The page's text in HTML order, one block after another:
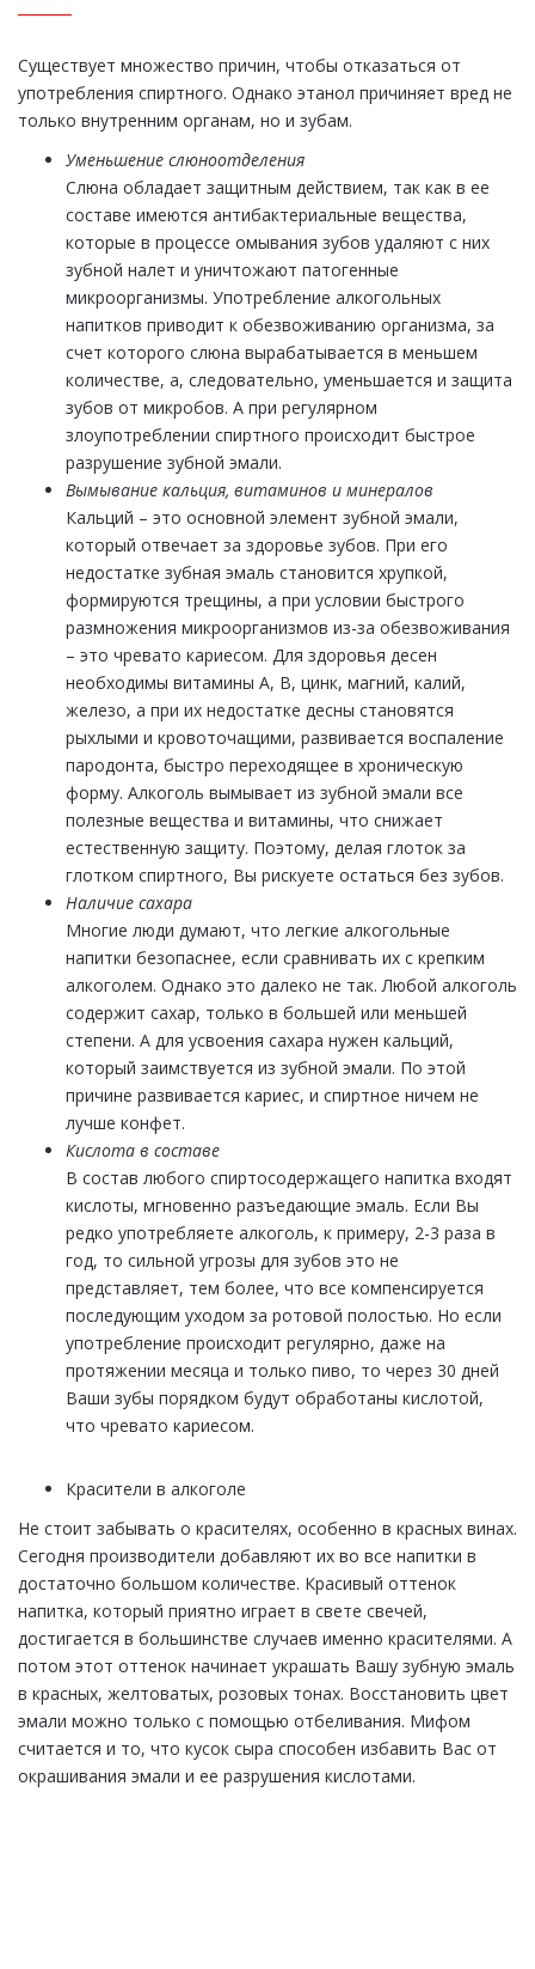
Существует множество причин, чтобы отказаться от
употребления спиртного. Однако этанол причиняет вред не
только внутренним органам, но и зубам.
Уменьшение слюноотделения
Слюна обладает защитным действием, так как в ее
составе имеются антибактериальные вещества,
которые в процессе омывания зубов удаляют с них
зубной налет и уничтожают патогенные
микроорганизмы. Употребление алкогольных
напитков приводит к обезвоживанию организма, за
счет которого слюна вырабатывается в меньшем
количестве, а, следовательно, уменьшается и защита
зубов от микробов. А при регулярном
злоупотреблении спиртного происходит быстрое
разрушение зубной эмали.
Вымывание кальция, витаминов и минералов
Кальций – это основной элемент зубной эмали,
который отвечает за здоровье зубов. При его
недостатке зубная эмаль становится хрупкой,
формируются трещины, а при условии быстрого
размножения микроорганизмов из-за обезвоживания
– это чревато кариесом. Для здоровья десен
необходимы витамины А, В, цинк, магний, калий,
железо, а при их недостатке десны становятся
рыхлыми и кровоточащими, развивается воспаление
пародонта, быстро переходящее в хроническую
форму. Алкоголь вымывает из зубной эмали все
полезные вещества и витамины, что снижает
естественную защиту. Поэтому, делая глоток за
глотком спиртного, Вы рискуете остаться без зубов.
Наличие сахара
Многие люди думают, что легкие алкогольные
напитки безопаснее, если сравнивать их с крепким
алкоголем. Однако это далеко не так. Любой алкоголь
содержит сахар, только в большей или меньшей
степени. А для усвоения сахара нужен кальций,
который заимствуется из зубной эмали. По этой
причине развивается кариес, и спиртное ничем не
лучше конфет.
Кислота в составе
В состав любого спиртосодержащего напитка входят
кислоты, мгновенно разъедающие эмаль. Если Вы
редко употребляете алкоголь, к примеру, 2-3 раза в
год, то сильной угрозы для зубов это не
представляет, тем более, что все компенсируется
последующим уходом за ротовой полостью. Но если
употребление происходит регулярно, даже на
протяжении месяца и только пиво, то через 30 дней
Ваши зубы порядком будут обработаны кислотой,
что чревато кариесом.
Красители в алкоголе
Не стоит забывать о красителях, особенно в красных винах.
Сегодня производители добавляют их во все напитки в
достаточно большом количестве. Красивый оттенок
напитка, который приятно играет в свете свечей,
достигается в большинстве случаев именно красителями. А
потом этот оттенок начинает украшать Вашу зубную эмаль
в красных, желтоватых, розовых тонах. Восстановить цвет
эмали можно только с помощью отбеливания. Мифом
считается и то, что кусок сыра способен избавить Вас от
окрашивания эмали и ее разрушения кислотами.